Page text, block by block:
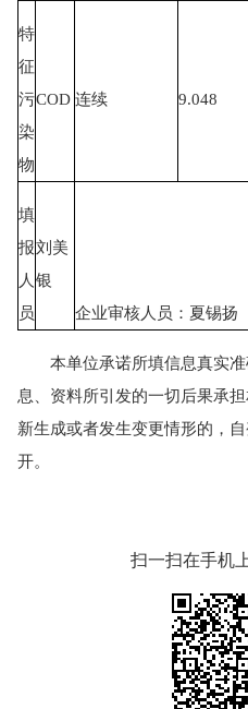
特
征
污
染
物
COD 连续 9.048
填
报
人
员
刘美
银
企业审核人员：夏
本单位承诺所填信息真实准
息、资料所引发的一切后果承
新生成或者发生变更情形的，
开。
扫一扫在手机